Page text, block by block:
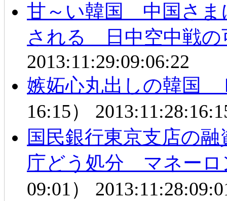
甘～い韓国 中国さま
される 日中空中戦の
2013:11:29:09:06:22
嫉妬心丸出しの韓国
16:15）
国民銀行東京支店の
庁どう処分 マネーロ
09:01）